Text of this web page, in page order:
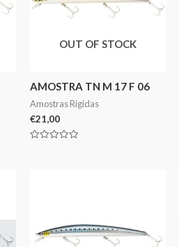
OUT OF STOCK
AMOSTRA TN M 17 F 06
Amostras Rigidas
€21,00